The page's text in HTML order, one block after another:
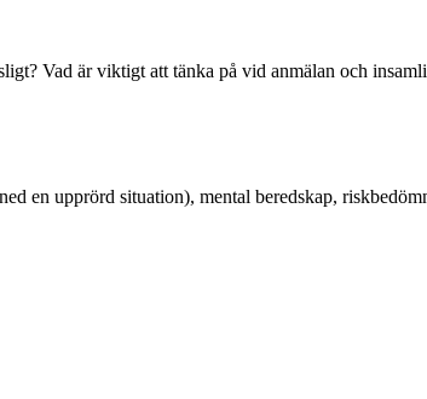
Vad är viktigt att tänka på vid anmälan och
en upprörd situation), mental beredskap,